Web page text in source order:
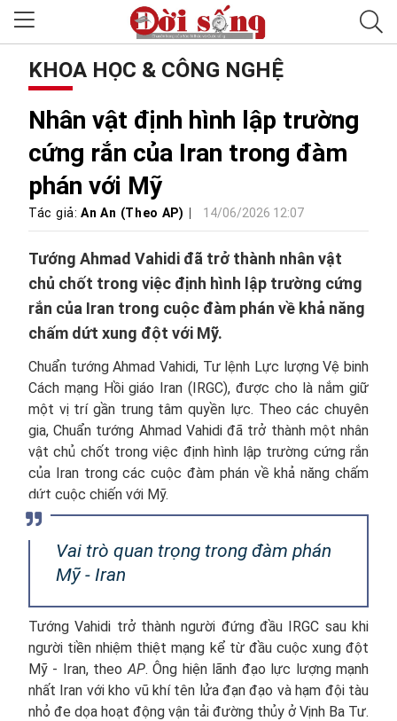
KHOA HỌC & CÔNG NGHỆ
Nhân vật định hình lập trường
cứng rắn của Iran trong đàm
phán với Mỹ
Tác giả:An An (Theo AP) 14/06/2026 12:07
Tướng Ahmad Vahidi đã trở thành nhân vật
chủ chốt trong việc định hình lập trường cứng
rắn của Iran trong cuộc đàm phán về khả năng
chấm dứt xung đột với Mỹ.
Chuẩn tướng Ahmad Vahidi, Tư lệnh Lực lượng Vệ binh
Cách mạng Hồi giáo Iran (IRGC), được cho là nắm giữ
một vị trí gần trung tâm quyền lực. Theo các chuyên
gia, Chuẩn tướng Ahmad Vahidi đã trở thành một nhân
vật chủ chốt trong việc định hình lập trường cứng rắn
của Iran trong các cuộc đàm phán về khả năng chấm
dứt cuộc chiến với Mỹ.
Vai trò quan trọng trong đàm phán
Mỹ - Iran
Tướng Vahidi trở thành người đứng đầu IRGC sau khi
người tiền nhiệm thiệt mạng kể từ đầu cuộc xung đột
Mỹ - Iran, theoAP. Ông hiện lãnh đạo lực lượng mạnh
nhất Iran với kho vũ khí tên lửa đạn đạo và hạm đội tàu
nhỏ đe dọa hoạt động vận tải đường thủy ở Vịnh Ba Tư.